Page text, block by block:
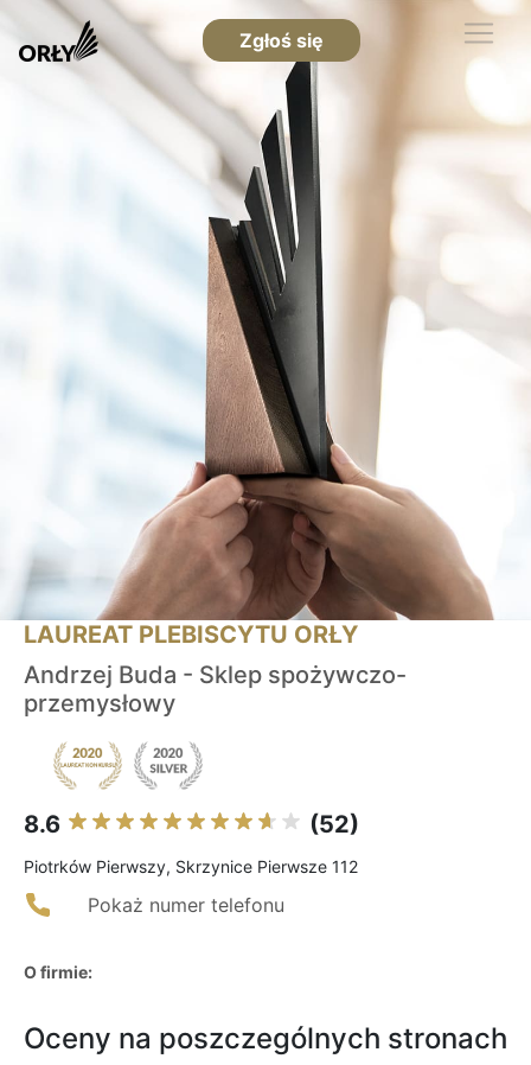
Zgłoś się
LAUREAT PLEBISCYTU ORŁY
Andrzej Buda - Sklep spożywczo-
przemysłowy
8.6 (52)
Piotrków Pierwszy, Skrzynice Pierwsze 112
Pokaż numer telefonu
O firmie:
Oceny na poszczególnych stronach